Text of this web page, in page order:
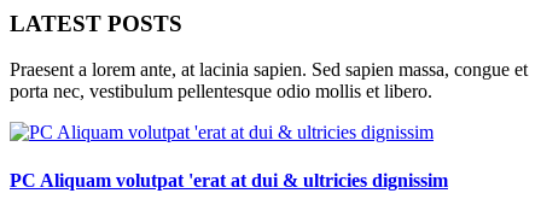
LATEST POSTS
Praesent a lorem ante, at lacinia sapien. Sed sapien massa, congue et
porta nec, vestibulum pellentesque odio mollis et libero.
PC Aliquam volutpat 'erat at dui & ultricies dignissim